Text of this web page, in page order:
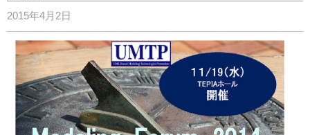
2015年4月2日